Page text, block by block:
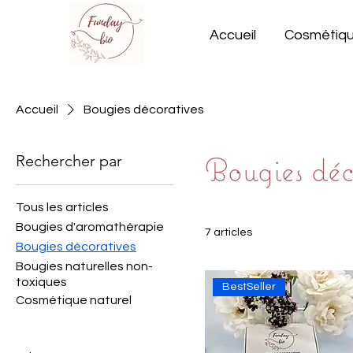
Accueil
Accueil Bougies décoratives
Rechercher par
Tous les articles
Bougies d'aromathérapie
Bougies décoratives
Bougies naturelles non-
toxiques
Cosmétique naturel
Bougies
7 articles
BestSeller